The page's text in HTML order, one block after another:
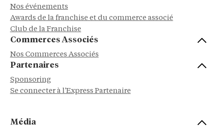
Nos événements
Awards de la franchise et du commerce associé
Club de la Franchise
Commerces Associés
Nos Commerces Associés
Partenaires
Sponsoring
Se connecter à l'Express Partenaire
Média